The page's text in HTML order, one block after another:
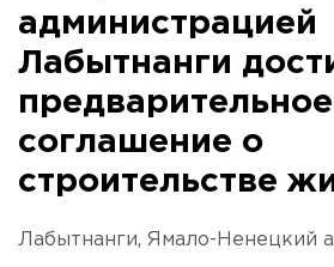
администрацией
Лабытнанги
предварительное
соглашение о
строительстве
Лабытнанги, Ямало-Ненецкий